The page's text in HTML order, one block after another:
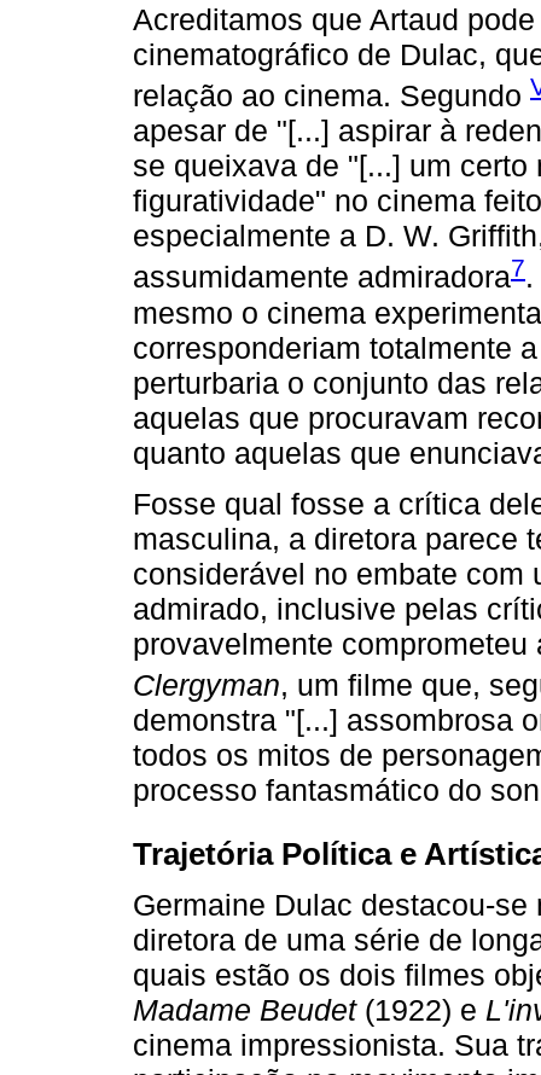
Acreditamos que Artaud
cinematográfico de Dulac,
relação ao cinema. Segundo
apesar de "[...] aspirar à
se queixava de "[...] um
figuratividade" no cinema
especialmente a D. W.
assumidamente admiradora7
mesmo o cinema
corresponderiam totalmente
perturbaria o conjunto das
aquelas que procuravam
quanto aquelas que
Fosse qual fosse a crítica
masculina, a diretora parece
considerável no embate com
admirado, inclusive pelas
provavelmente
Clergyman, um filme que,
demonstra "[...] assombrosa
todos os mitos de
processo fantasmático do
Trajetória Política e
Germaine Dulac destacou-
diretora de uma série de
quais estão os dois filmes
Madame Beudet(1922) e
cinema impressionista. Sua